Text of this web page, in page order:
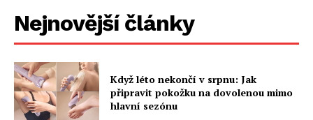
Nejnovější články
Když léto nekončí v srpnu: Jak
připravit pokožku na dovolenou mimo
hlavní sezónu